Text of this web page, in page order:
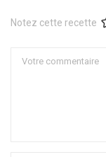
Notez cette recette